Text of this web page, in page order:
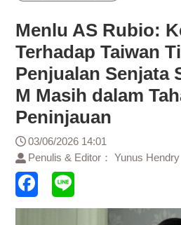
Menlu AS Rubio:
Terhadap Taiwan
Penjualan Senjata
M Masih dalam
Peninjauan
03/06/2026 14:01
Penulis & Editor： Yunus Hendry